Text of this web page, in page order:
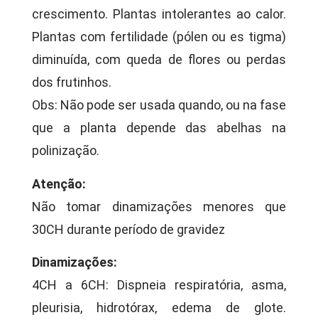
crescimento. Plantas intolerantes ao calor.
Plantas com fertilidade (pólen ou es tigma)
diminuída, com queda de flores ou perdas
dos frutinhos.
Obs: Não pode ser usada quando, ou na fase
que a planta depende das abelhas na
polinização.
Atenção:
Não tomar dinamizações menores que
30CH durante período de gravidez
Dinamizações:
4CH a 6CH: Dispneia respiratória, asma,
pleurisia, hidrotórax, edema de glote.